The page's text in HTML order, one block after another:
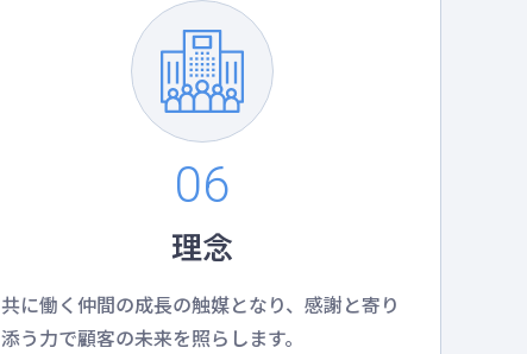
理念
共に働く仲間の成長の触媒となり、感謝と寄り
添う力で顧客の未来を照らします。